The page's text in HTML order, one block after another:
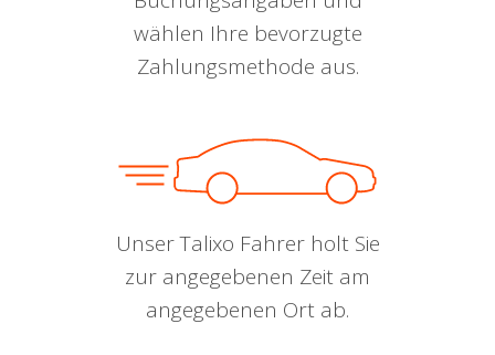
wählen Ihre bevorzugte
Zahlungsmethode aus.
Unser Talixo Fahrer holt Sie
zur angegebenen Zeit am
angegebenen Ort ab.